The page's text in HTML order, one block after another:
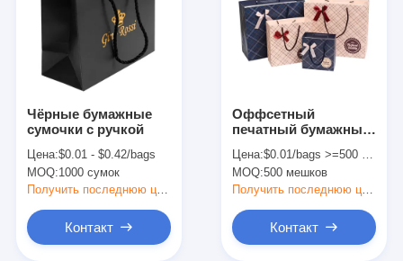
Чёрные бумажные
сумочки с ручкой
Цена:$0.01 - $0.42/bags
MOQ:1000 сумок
Получить последнюю цену
Контакт
Оффсетный
печатный бумажный
Цена:$0.01/bags >=500 bags
MOQ:500 мешков
Контакт